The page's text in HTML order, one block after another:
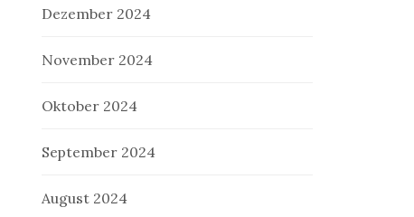
Dezember 2024
November 2024
Oktober 2024
September 2024
August 2024